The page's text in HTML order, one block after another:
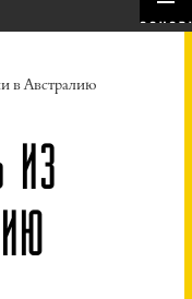
в Австралию
ИЗ